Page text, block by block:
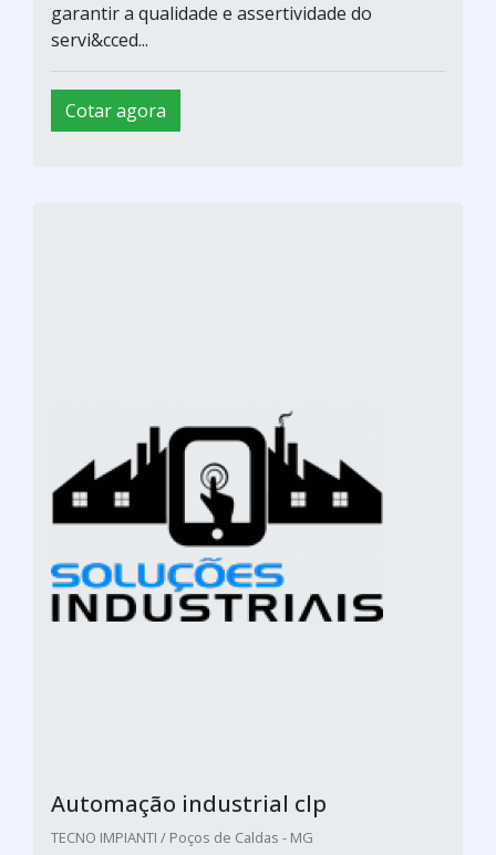
garantir a qualidade e assertividade do
servi&cced...
Cotar agora
Automação industrial clp
TECNO IMPIANTI / Poços de Caldas - MG